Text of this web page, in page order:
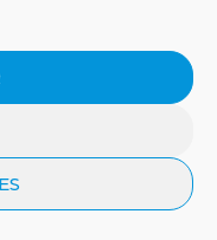
: -2°C